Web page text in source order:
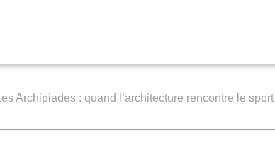
Les Archipiades : quand l’architecture rencontre le sport